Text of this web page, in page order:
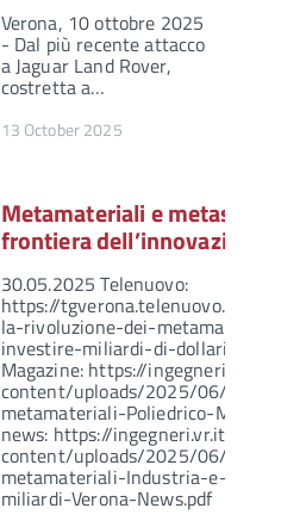
Verona, 10 ottobre 2025
- Dal più recente attacco
a Jaguar Land Rover,
costretta a…
13 October 2025
Metamateriali e
frontiera dell’innovazione
30.05.2025 Telenuovo:
https://tgverona.telenuovo.it/
la-rivoluzione-dei-
investire-miliardi-di-dollari
Magazine: https://ingegneri.vr.it/
content/uploads/2025/06/La-
metamateriali-Poliedrico-
news: https://ingegneri.vr.it/wp-
content/uploads/2025/06/La-
metamateriali-Industria-e-
miliardi-Verona-News.pdf